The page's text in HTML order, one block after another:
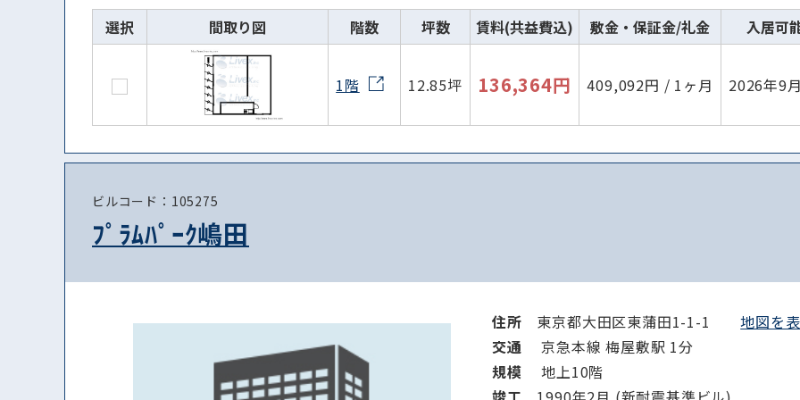
選択 間取り図 階数 坪数 賃料(共益費込) 敷金・保証金/礼金 入居可
1階 12.85坪 136,364円 409,092円 / 1ヶ月 2026年9
ビルコード：105275
ﾌﾟﾗﾑﾊﾟｰｸ嶋田
住所 東京都大田区東蒲田1-1-1地図を
交通
京急本線 梅屋敷駅 1分
規模
地上10階